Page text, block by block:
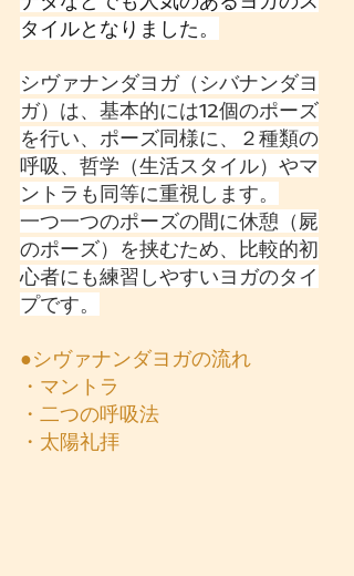
タイルとなりました。
シヴァナンダヨガ（シバナンダヨ
ガ）は、基本的には12個のポーズ
を行い、ポーズ同様に、２種類の
呼吸、哲学（生活スタイル）やマ
ントラも同等に重視します。
一つ一つのポーズの間に休憩（屍
のポーズ）を挟むため、比較的初
心者にも練習しやすいヨガのタイ
プです。
●シヴァナンダヨガの流れ
・マントラ
・二つの呼吸法
・太陽礼拝